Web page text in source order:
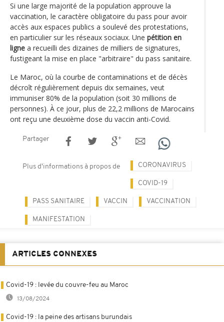
Si une large majorité de la population approuve la
vaccination, le caractère obligatoire du pass pour avoir
accès aux espaces publics a soulevé des protestations,
en particulier sur les réseaux sociaux. Une pétition en
ligne a recueilli des dizaines de milliers de signatures,
fustigeant la mise en place "arbitraire" du pass sanitaire.
Le Maroc, où la courbe de contaminations et de décès
décroît régulièrement depuis dix semaines, veut
immuniser 80% de la population (soit 30 millions de
personnes). À ce jour, plus de 22,2 millions de Marocains
ont reçu une deuxième dose du vaccin anti-Covid.
Partager
Plus d'informations à propos de CORONAVIRUS
COVID-19
PASS SANITAIRE VACCIN VACCINATION
MANIFESTATION
ARTICLES CONNEXES
Covid-19 : levée du couvre-feu au Maroc
13/08/2024
Covid-19 : la peine des artisans burundais